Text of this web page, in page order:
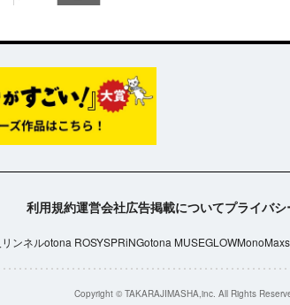
利用規約運営会社広告掲載についてプライバ
リンネルotona ROSYSPRiNGotona MUSEGLOWMonoMax
Copyright © TAKARAJIMASHA,inc. All Rights